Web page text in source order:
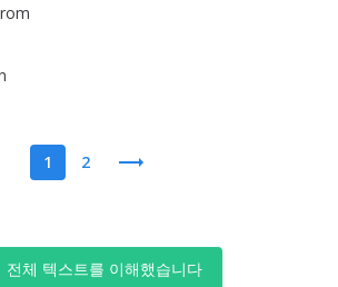
1 2
전체 텍스트를 이해했습니다